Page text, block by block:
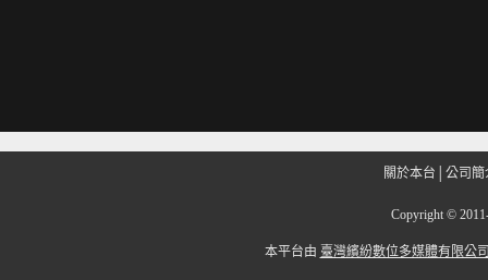
關於本台 公司簡
Copyright ©
本平台由 臺灣繽紛數位多媒體有限公